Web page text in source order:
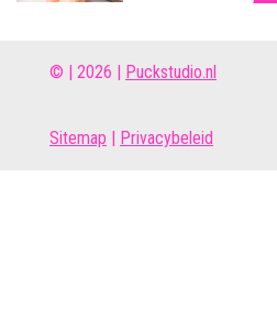
© | 2026 | Puckstudio.nl
Sitemap Privacybeleid